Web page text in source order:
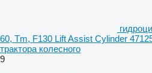
60, Tm, F130 Lift Assist Cylinder
трактора колесного
9